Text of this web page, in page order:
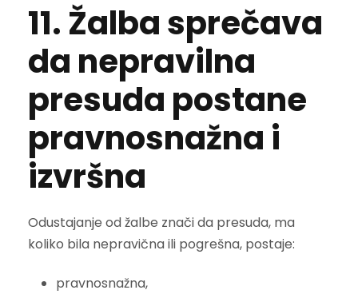
11. Žalba sprečava
da nepravilna
presuda postane
pravnosnažna i
izvršna
Odustajanje od žalbe znači da presuda, ma
koliko bila nepravična ili pogrešna, postaje:
pravnosnažna,